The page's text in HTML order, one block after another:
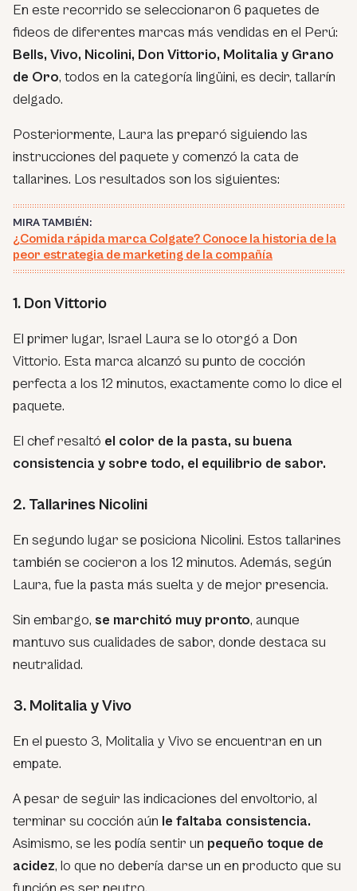
En este recorrido se seleccionaron 6 paquetes de
fideos de diferentes marcas más vendidas en el Perú:
Bells, Vivo, Nicolini, Don Vittorio, Molitalia y Grano
de Oro, todos en la categoría lingüini, es decir, tallarín
delgado.
Posteriormente, Laura las preparó siguiendo las
instrucciones del paquete y comenzó la cata de
tallarines. Los resultados son los siguientes:
MIRA TAMBIÉN:
¿Comida rápida marca Colgate? Conoce la historia de la
peor estrategia de marketing de la compañía
1. Don Vittorio
El primer lugar, Israel Laura se lo otorgó a Don
Vittorio. Esta marca alcanzó su punto de cocción
perfecta a los 12 minutos, exactamente como lo dice el
paquete.
El chef resaltó el color de la pasta, su buena
consistencia y sobre todo, el equilibrio de sabor.
2. Tallarines Nicolini
En segundo lugar se posiciona Nicolini. Estos tallarines
también se cocieron a los 12 minutos. Además, según
Laura, fue la pasta más suelta y de mejor presencia.
Sin embargo, se marchitó muy pronto, aunque
mantuvo sus cualidades de sabor, donde destaca su
neutralidad.
3. Molitalia y Vivo
En el puesto 3, Molitalia y Vivo se encuentran en un
empate.
A pesar de seguir las indicaciones del envoltorio, al
terminar su cocción aún le faltaba consistencia.
Asimismo, se les podía sentir un pequeño toque de
acidez, lo que no debería darse un en producto que su